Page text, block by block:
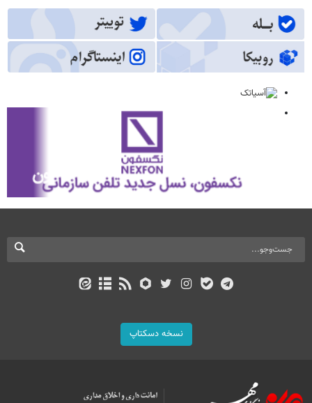
نسخه دسکتاپ